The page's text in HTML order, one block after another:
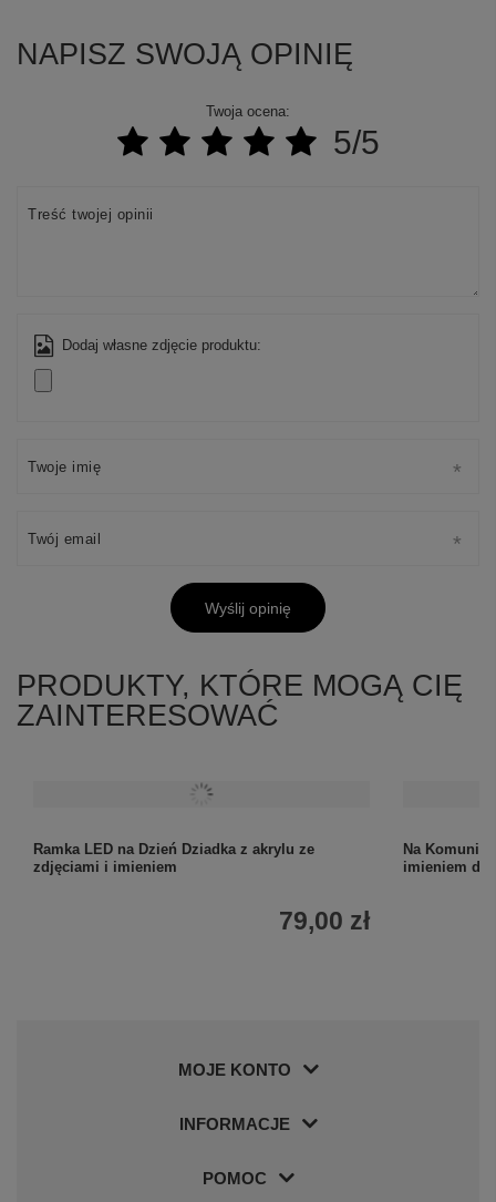
NAPISZ SWOJĄ OPINIĘ
Twoja ocena:
5/5
Treść twojej opinii
Dodaj własne zdjęcie produktu:
Twoje imię
Twój email
Wyślij opinię
PRODUKTY, KTÓRE MOGĄ CIĘ
ZAINTERESOWAĆ
Ramka LED na Dzień Dziadka z akrylu ze
zdjęciami i imieniem
79,00 zł
Na Komunię
imieniem dla
MOJE KONTO
INFORMACJE
POMOC